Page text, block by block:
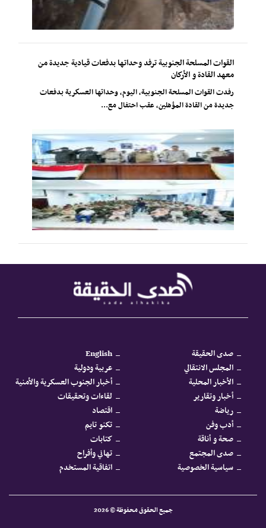
القوات المسلحة الجنوبية ترفد وحداتها بدفعات قيادية جديدة من
معهد القادة و الأركان
رفدت القوات المسلحة الجنوبية، اليوم، وحداتها العسكرية بدفعات
جديدة من القادة المؤهلين، عقب احتفال مع...
صدى الحقيقة
English
المجلس الانتقالي
عربية ودولية
الأخبار المحلية
أخبار الجنوب العسكرية والأمنية
أخبار وتقارير
لقاءات وتحقيقات
رياضة
اقتصاد
أدب وفن
تكنو تايم
صحة و أناقة
كتابات
صدى المجتمع
تهاني وأفراح
سياسية الخصوصية
اتفاقية المستخدم
جميع الحقوق محفوظة © 2026